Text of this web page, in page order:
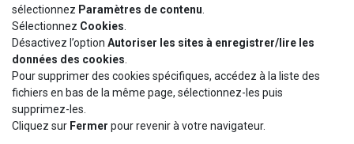
sélectionnez Paramètres de contenu
Sélectionnez Cookies
Désactivez l’option Autoriser les sites à enregistrer/lire les
données des cookies
Pour supprimer des cookies spécifiques, accédez à la liste des
fichiers en bas de la même page, sélectionnez-les puis
supprimez-les.
Cliquez sur Fermer pour revenir à votre navigateur.